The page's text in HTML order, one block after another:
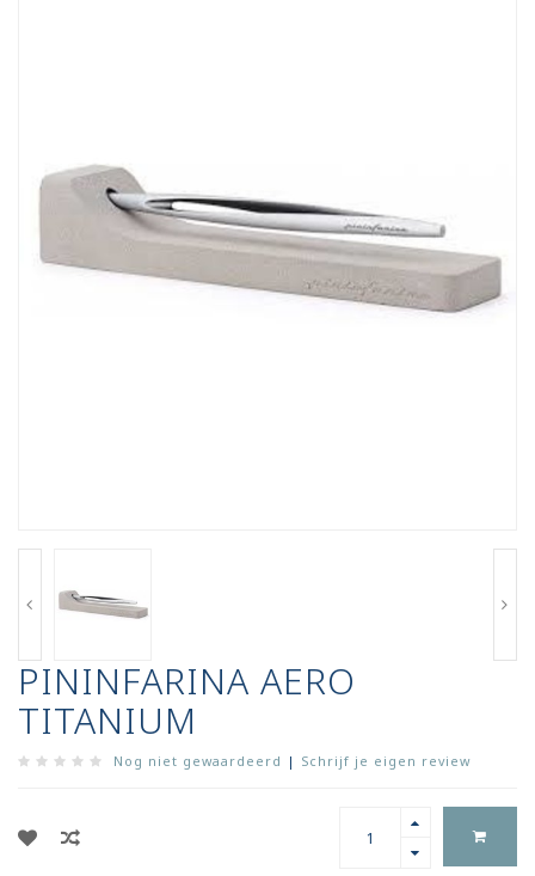
PININFARINA AERO
TITANIUM
Nog niet gewaardeerd | Schrijf je eigen review